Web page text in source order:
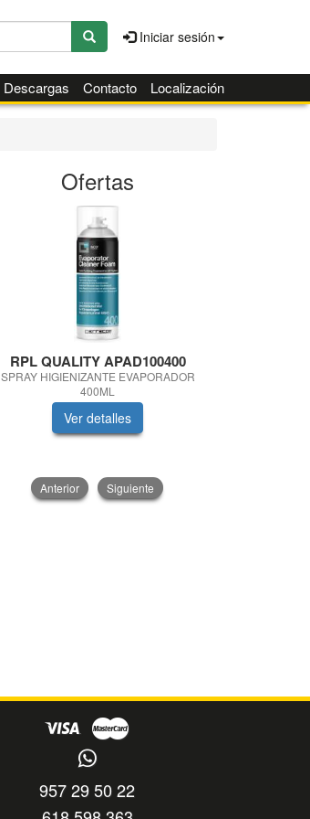
Iniciar sesión
Descargas Contacto Localización
Ofertas
RPL QUALITY APAD100400
SPRAY HIGIENIZANTE EVAPORADOR
400ML
Ver detalles
Anterior Siguiente
957 29 50 22